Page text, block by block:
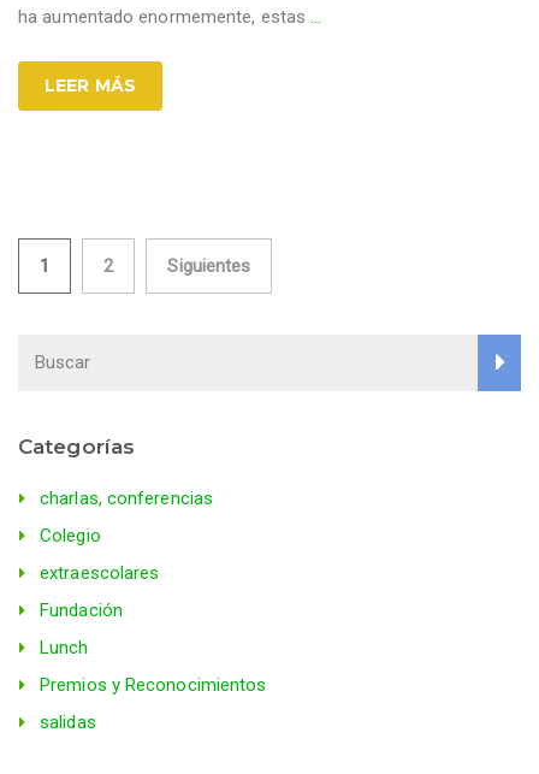
ha aumentado enormemente, estas
LEER MÁS
Paginación
entradas
1 2 Siguientes
Categorías
charlas, conferencias
Colegio
extraescolares
Fundación
Lunch
Premios y Reconocimientos
salidas